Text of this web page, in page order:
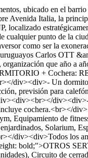
ubicado en el
Avenida Italia, la
cualquier punto de la
como ser la
Carlos OTT
que año a
+ Cochera:
Un
previsión para
cochera.<br></
de
Solarium,
div><div>Todos los
bold;">OTROS
Circuito de